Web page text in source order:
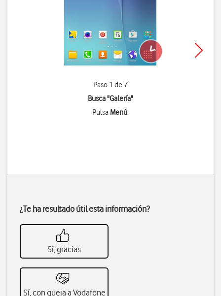
Paso 1 de 7
Busca "Galería"
Pulsa Menú.
¿Te ha resultado útil esta información?
Sí, gracias
Sí, con queja a Vodafone